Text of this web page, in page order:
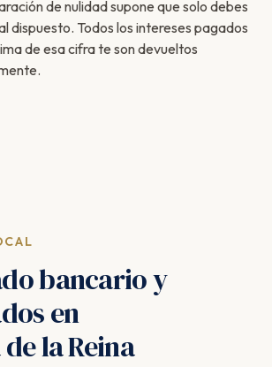
de nulidad supone que solo debes
dispuesto. Todos los intereses pagados
de esa cifra te son devueltos
bancario y
en
la Reina